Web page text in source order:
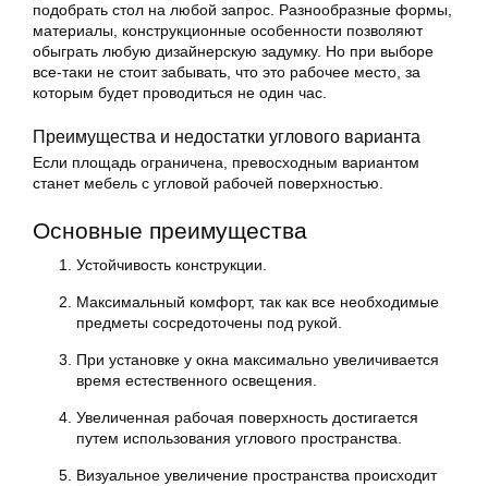
подобрать стол на любой запрос. Разнообразные формы,
материалы, конструкционные особенности позволяют
обыграть любую дизайнерскую задумку. Но при выборе
все-таки не стоит забывать, что это рабочее место, за
которым будет проводиться не один час.
Преимущества и недостатки углового варианта
Если площадь ограничена, превосходным вариантом
станет мебель с угловой рабочей поверхностью.
Основные преимущества
Устойчивость конструкции.
Максимальный комфорт, так как все необходимые
предметы сосредоточены под рукой.
При установке у окна максимально увеличивается
время естественного освещения.
Увеличенная рабочая поверхность достигается
путем использования углового пространства.
Визуальное увеличение пространства происходит